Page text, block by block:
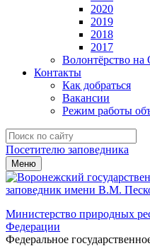
2020
2019
2018
2017
Волонтёрство
Контакты
Как добраться
Вакансии
Режим работы
Посетителю заповедника
Меню
Министерство природных
Федерации
Федеральное